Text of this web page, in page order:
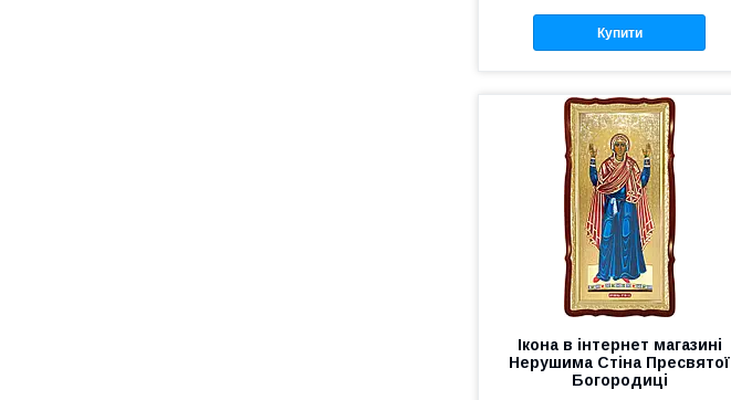
Купити
Ікона в інтернет магазині
Нерушима Стіна Пресвятої
Богородиці